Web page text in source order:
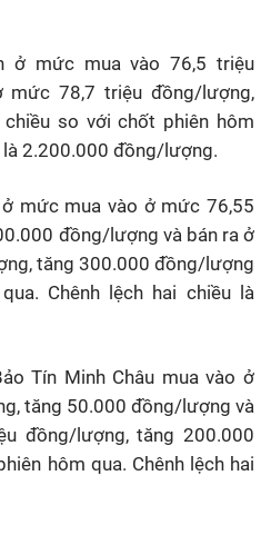
ở mức mua vào 76,5 triệu
78,7 triệu đồng/lượng,
so với chốt phiên hôm
là 2.200.000 đồng/lượng.
mức mua vào ở mức 76,55
đồng/lượng và bán ra ở
tăng 300.000 đồng/lượng
Chênh lệch hai chiều là
Tín Minh Châu mua vào ở
tăng 50.000 đồng/lượng và
đồng/lượng, tăng 200.000
hôm qua. Chênh lệch hai